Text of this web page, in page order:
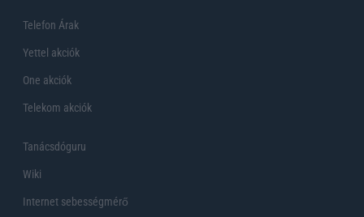
Telefon Árak
Yettel akciók
One akciók
Telekom akciók
Tanácsdóguru
Wiki
Internet sebességmérő